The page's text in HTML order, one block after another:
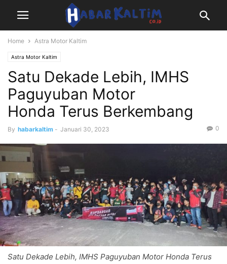
Home Astra Motor Kaltim
Astra Motor Kaltim
Satu Dekade Lebih, IMHS
Paguyuban Motor
Honda Terus Berkembang
By habarkaltim - Januari 30, 2023 0
Satu Dekade Lebih, IMHS Paguyuban Motor Honda Terus